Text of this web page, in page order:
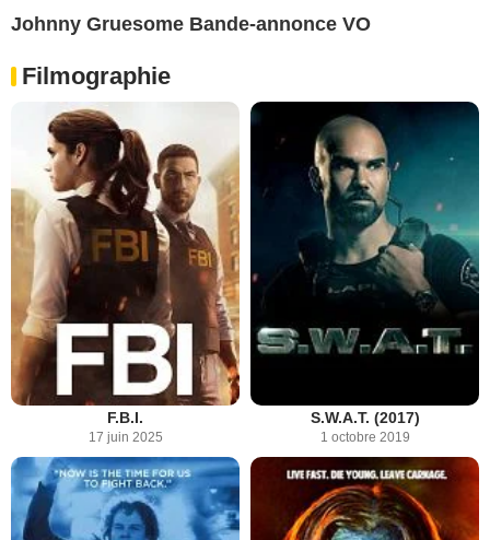
Johnny Gruesome Bande-annonce VO
Filmographie
F.B.I.
17 juin 2025
S.W.A.T. (2017)
1 octobre 2019